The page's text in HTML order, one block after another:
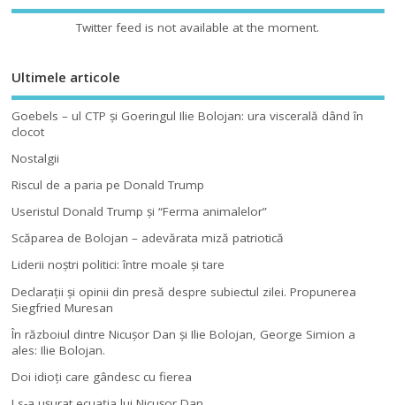
Twitter feed is not available at the moment.
Ultimele articole
Goebels – ul CTP şi Goeringul Ilie Bolojan: ura viscerală dând în
clocot
Nostalgii
Riscul de a paria pe Donald Trump
Useristul Donald Trump şi “Ferma animalelor”
Scăparea de Bolojan – adevărata miză patriotică
Liderii noştri politici: între moale şi tare
Declaraţii şi opinii din presă despre subiectul zilei. Propunerea
Siegfried Muresan
În războiul dintre Nicuşor Dan şi Ilie Bolojan, George Simion a
ales: Ilie Bolojan.
Doi idioţi care gândesc cu fierea